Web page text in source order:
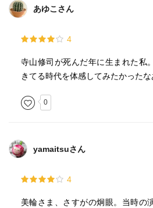
あゆこさん
4
寺山修司が死んだ年に生まれた私
きてる時代を体感してみたかったな
0
yamaitsuさん
4
美輪さま、さすがの炯眼。当時の